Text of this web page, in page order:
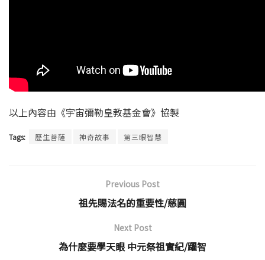
以上內容由《宇宙彌勒皇教基金會》協製
Tags: 歷生菩薩 神奇故事 第三眼智慧
Previous Post
祖先賜法名的重要性/慈圓
Next Post
為什麼要學天眼 中元祭祖實紀/躍智